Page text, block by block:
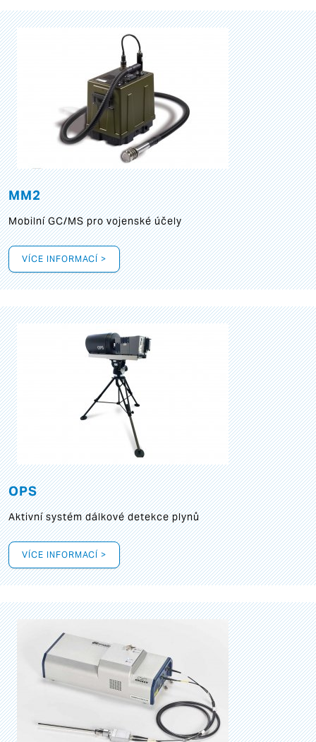
MM2
Mobilní GC/MS pro vojenské účely
VÍCE INFORMACÍ >
OPS
Aktivní systém dálkové detekce plynů
VÍCE INFORMACÍ >